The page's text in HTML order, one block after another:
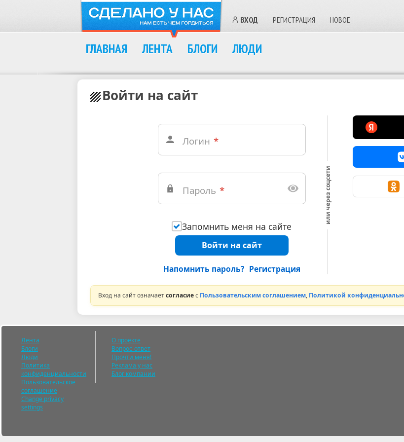
ВХОД РЕГИСТРАЦИЯ НОВОЕ
ГЛАВНАЯ ЛЕНТА БЛОГИ ЛЮДИ
Войти на сайт
Логин *
Пароль *
Запомнить меня на сайте
Войти на сайт
Напомнить пароль? Регистрация
или через соцсети
Вход на сайт означаетсогласиес Пользовательским соглашением, Политикой
Лента
Блоги
Люди
Политика
конфиденциальности
Пользовательское
соглашение
Change privacy
settings
О проекте
Вопрос-ответ
Прочти меня!
Реклама у нас
Блог компании